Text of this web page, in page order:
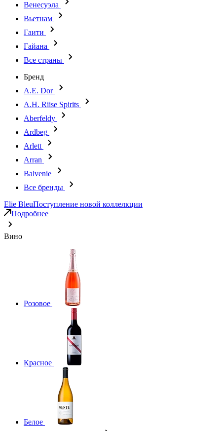
Венесуэла
Вьетнам
Гаити
Гайана
Все страны
Бренд
A.E. Dor
A.H. Riise Spirits
Aberfeldy
Ardbeg
Arlett
Arran
Balvenie
Все бренды
Elie BleuПоступление новой коллелкции
Подробнее
Вино
Розовое
Красное
Белое